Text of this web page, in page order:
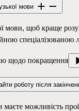
мови
мови, щоб краще
спеціалізованою
щодо покращення
роботу після
маєте можливість